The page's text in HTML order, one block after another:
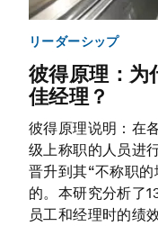
リーダーシップ
彼得原理：为
佳经理？
彼得原理说明：在
级上称职的人员进
晋升到其“不称职
的。本研究分析了
员工和经理时的绩